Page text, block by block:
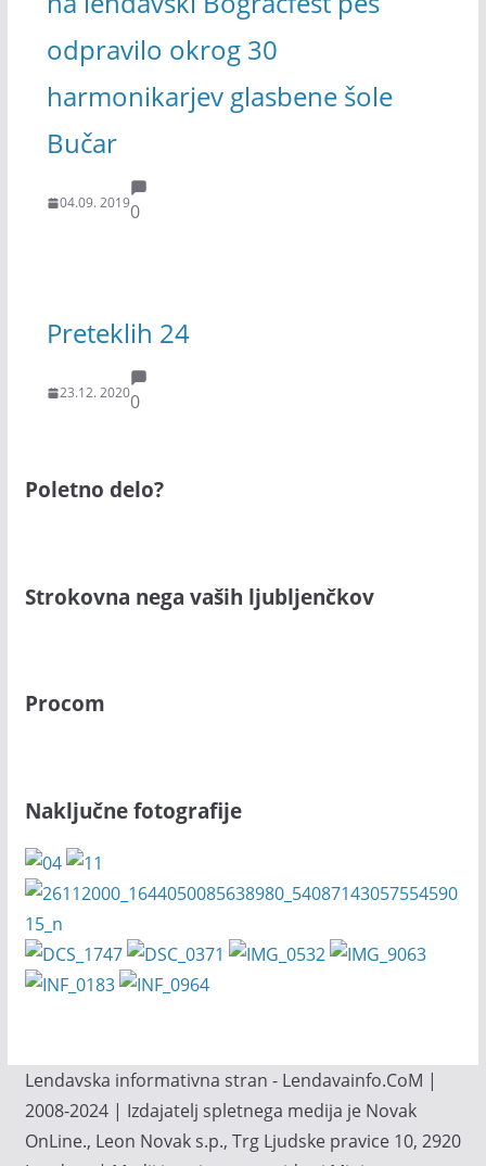
odpravilo okrog 30
harmonikarjev glasbene šole
Bučar
04.09. 20190
Preteklih 24
23.12. 20200
Poletno delo?
Strokovna nega vaših ljubljenčkov
Procom
Naključne fotografije
Lendavska informativna stran - Lendavainfo.CoM |
2008-2024 | Izdajatelj spletnega medija je Novak
OnLine., Leon Novak s.p., Trg Ljudske pravice 10, 2920